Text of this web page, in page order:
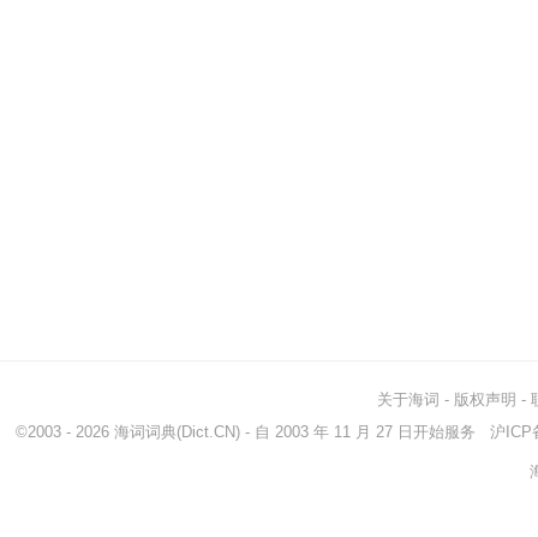
关于海词 - 版权声明 -
©2003 - 2026 海词词典(Dict.CN) - 自 2003 年 11 月 27 日开始服务 沪ICP